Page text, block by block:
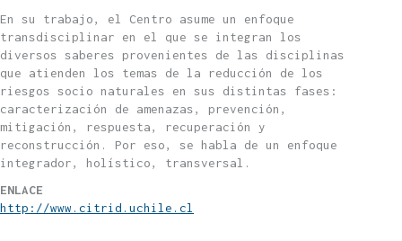
En su trabajo, el Centro asume un enfoque
transdisciplinar en el que se integran los
diversos saberes provenientes de las disciplinas
que atienden los temas de la reducción de los
riesgos socio naturales en sus distintas fases:
caracterización de amenazas, prevención,
mitigación, respuesta, recuperación y
reconstrucción. Por eso, se habla de un enfoque
integrador, holístico, transversal.
ENLACE
http://www.citrid.uchile.cl